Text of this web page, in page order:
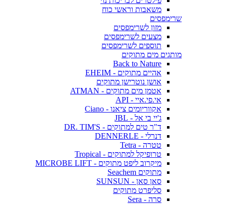
משאבות וראשי כוח
שרימפסים
מזון לשרימפסים
מצעים לשרימפסים
תוספים לשרימפסים
מותגים מים מתוקים
Back to Nature
אהיים מתוקים - EHEIM
אושן נוטרישן מתוקים
אטמן מים מתוקים - ATMAN
אי.פי.איי - API
אקווריומים ציאנו - Ciano
ג'יי בי אל - JBL
ד"ר טים למתוקים - DR. TIM'S
דנרלי - DENNERLE
טטרה - Tetra
טרופיקל למתוקים - Tropical
מיקרוב ליפט מתוקים - MICROBE LIFT
מתוקים Seachem
סאן סאן - SUNSUN
סליפרט מתוקים
סרה - Sera